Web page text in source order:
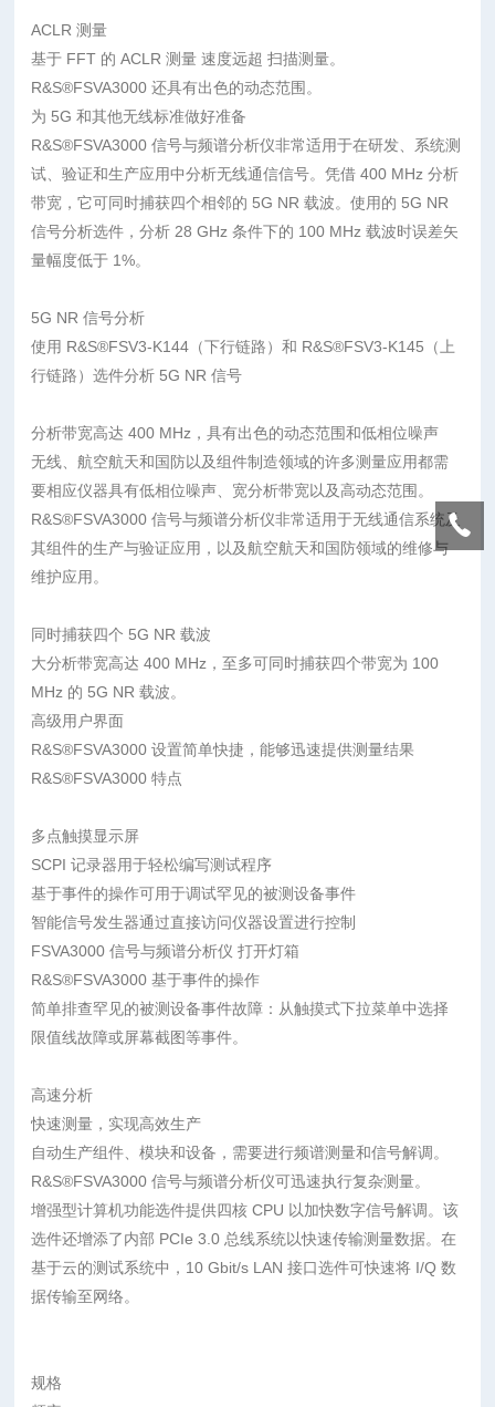
ACLR 测量
基于 FFT 的 ACLR 测量 速度远超 扫描测量。
R&S®FSVA3000 还具有出色的动态范围。
为 5G 和其他无线标准做好准备
R&S®FSVA3000 信号与频谱分析仪非常适用于在研发、系统测
试、验证和生产应用中分析无线通信信号。凭借 400 MHz 分析
带宽，它可同时捕获四个相邻的 5G NR 载波。使用的 5G NR
信号分析选件，分析 28 GHz 条件下的 100 MHz 载波时误差矢
量幅度低于 1%。
5G NR 信号分析
使用 R&S®FSV3-K144（下行链路）和 R&S®FSV3-K145（上
行链路）选件分析 5G NR 信号
分析带宽高达 400 MHz，具有出色的动态范围和低相位噪声
无线、航空航天和国防以及组件制造领域的许多测量应用都需
要相应仪器具有低相位噪声、宽分析带宽以及高动态范围。
R&S®FSVA3000 信号与频谱分析仪非常适用于无线通信系统及
其组件的生产与验证应用，以及航空航天和国防领域的维修与
维护应用。
同时捕获四个 5G NR 载波
大分析带宽高达 400 MHz，至多可同时捕获四个带宽为 100
MHz 的 5G NR 载波。
高级用户界面
R&S®FSVA3000 设置简单快捷，能够迅速提供测量结果
R&S®FSVA3000 特点
多点触摸显示屏
SCPI 记录器用于轻松编写测试程序
基于事件的操作可用于调试罕见的被测设备事件
智能信号发生器通过直接访问仪器设置进行控制
FSVA3000 信号与频谱分析仪 打开灯箱
R&S®FSVA3000 基于事件的操作
简单排查罕见的被测设备事件故障：从触摸式下拉菜单中选择
限值线故障或屏幕截图等事件。
高速分析
快速测量，实现高效生产
自动生产组件、模块和设备，需要进行频谱测量和信号解调。
R&S®FSVA3000 信号与频谱分析仪可迅速执行复杂测量。
增强型计算机功能选件提供四核 CPU 以加快数字信号解调。该
选件还增添了内部 PCIe 3.0 总线系统以快速传输测量数据。在
基于云的测试系统中，10 Gbit/s LAN 接口选件可快速将 I/Q 数
据传输至网络。
规格